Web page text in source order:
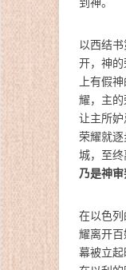
以西结
开，神
上有假
耀，主
让主所
荣耀就
城，至终
乃是神审
在以色
耀离开
幕被立